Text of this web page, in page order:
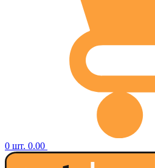
0 шт. 0.00